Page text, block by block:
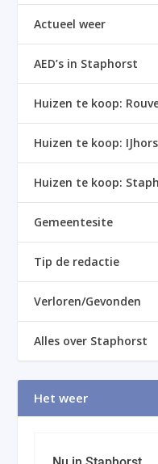
Actueel weer
AED’s in Staphorst
Huizen te koop:
Huizen te koop:
Huizen te koop:
Gemeentesite
Tip de redactie
Verloren/Gevonden
Alles over Staphorst
Het weer